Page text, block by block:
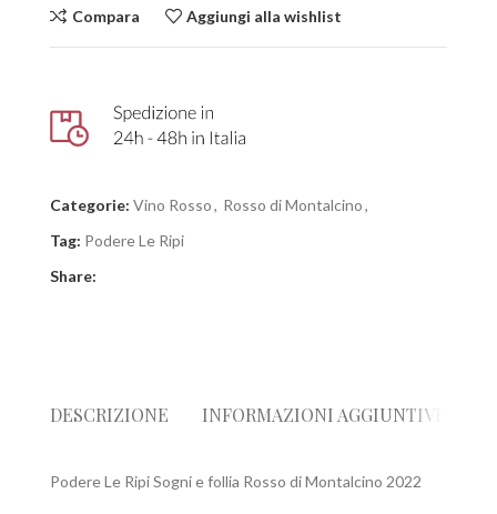
Compara Aggiungi alla wishlist
Categorie: Vino Rosso, Rosso di Montalcino,
Tag: Podere Le Ripi
Share:
DESCRIZIONE INFORMAZIONI AGGIUNTIVE
Podere Le Ripi Sogni e follia Rosso di Montalcino 2022